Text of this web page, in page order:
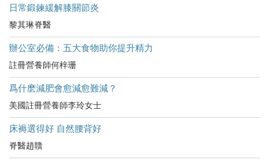
日常鍛鍊緩解膝關節炎
黎其琳脊醫
辦公室必備：五大食物助你提升精力
註冊營養師何梓珊
爲什麽減肥會愈減愈難減？
美國註冊營養師李玲女士
床褥選得好 自然腰背好
脊醫趙贛